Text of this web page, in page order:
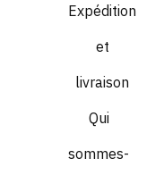
Expédition
et
livraison
Qui
sommes-